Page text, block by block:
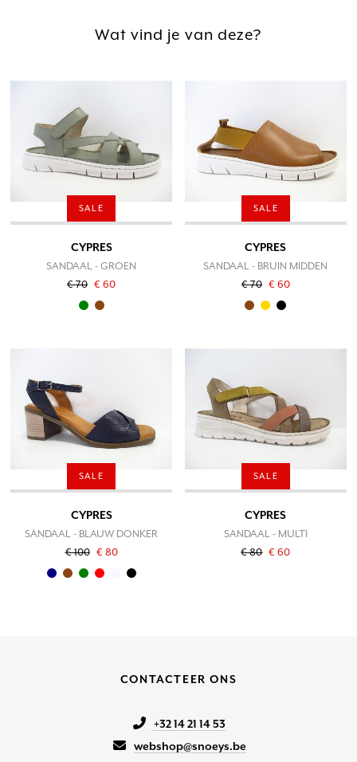
Wat vind je van deze?
SALE
CYPRES
SANDAAL - GROEN
€ 70 € 60
SALE
CYPRES
SANDAAL - BRUIN MIDDEN
€ 70 € 60
SALE
CYPRES
SANDAAL - BLAUW DONKER
€ 100 € 80
SALE
CYPRES
SANDAAL - MULTI
€ 80 € 60
CONTACTEER ONS
+32 14 21 14 53
webshop@snoeys.be